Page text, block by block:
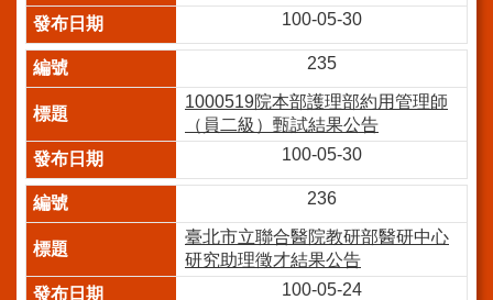
回
頁
北
通-
服
陳
100-05-30
235
1000519院本部護理部約用管理師
（員二級）甄試結果公告
100-05-30
236
臺北市立聯合醫院教研部醫研中心
研究助理徵才結果公告
100-05-24